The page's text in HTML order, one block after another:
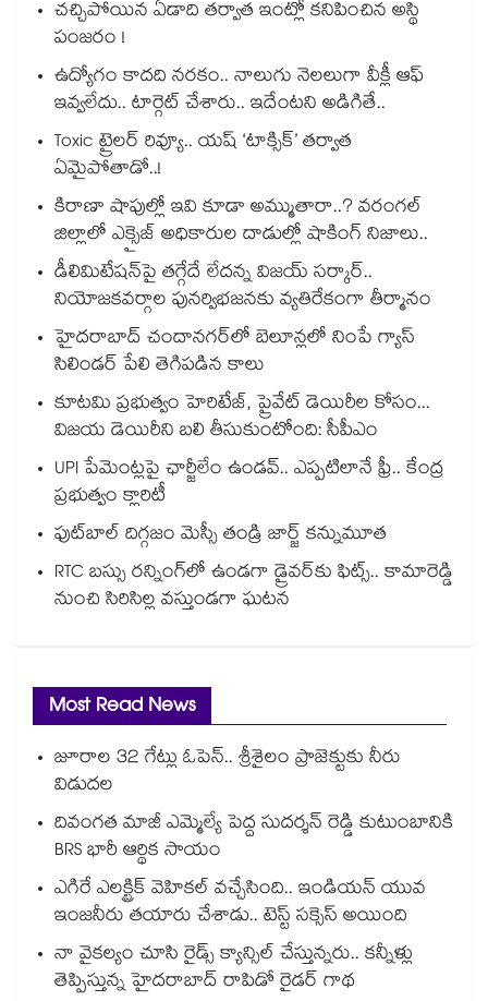
చచ్చిపోయిన ఏడాది తర్వాత ఇంట్లో కనిపించిన అస్థి
పంజరం !
ఉద్యోగం కాదది నరకం.. నాలుగు నెలలుగా వీక్లీ ఆఫ్
ఇవ్వలేదు.. టార్గెట్ చేశారు.. ఇదేంటని అడిగితే..
Toxic ట్రైలర్ రివ్యూ.. యష్ ‘టాక్సిక్’ తర్వాత
ఏమైపోతాడో..!
కిరాణా షాపుల్లో ఇవి కూడా అమ్ముతారా..? వరంగల్
జిల్లాలో ఎక్సైజ్ అధికారుల దాడుల్లో షాకింగ్ నిజాలు..
డీలిమిటేషన్‎పై తగ్గేదే లేదన్న విజయ్ సర్కార్..
నియోజకవర్గాల పునర్విభజనకు వ్యతిరేకంగా తీర్మానం
హైదరాబాద్⁪ చందానగర్⁫లో బెలూన్లలో నింపే గ్యాస్
సిలిండర్ పేలి తెగిపడిన కాలు
కూటమి ప్రభుత్వం హెరిటేజ్, ప్రైవేట్ డెయిరీల కోసం...
విజయ డెయిరీని బలి తీసుకుంటోంది: సీపీఎం
UPI పేమెంట్లపై ఛార్జీలేం ఉండవ్.. ఎప్పటిలానే ఫ్రీ.. కేంద్ర
ప్రభుత్వం క్లారిటీ
ఫుట్‎బాల్ దిగ్గజం మెస్సీ తండ్రి జార్జ్ కన్నుమూత
RTC బస్సు రన్నింగ్⁫లో ఉండగా డ్రైవర్‌కు ఫిట్స్.. కామారెడ్డి
నుంచి సిరిసిల్ల వస్తుండగా ఘటన
Most Read News
జూరాల 32 గేట్లు ఓపెన్.. శ్రీశైలం ప్రాజెక్టుకు నీరు
విడుదల
దివంగత మాజీ ఎమ్మెల్యే పెద్ద సుదర్శన్ రెడ్డి కుటుంబానికి
BRS భారీ ఆర్థిక సాయం
ఎగిరే ఎలక్ట్రిక్ వెహికల్ వచ్చేసింది.. ఇండియన్ యువ
ఇంజనీరు తయారు చేశాడు.. టెస్ట్ సక్సెస్ అయింది
నా వైకల్యం చూసి రైడ్స్ క్యాన్సిల్ చేస్తున్నరు.. కన్నీళ్లు
తెప్పిస్తున్న హైదరాబాద్ రాపిడో రైడర్ గాథ